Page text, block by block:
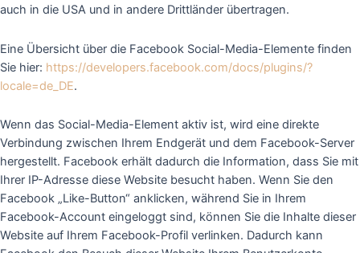
auch in die USA und in andere Drittländer übertragen.
Eine Übersicht über die Facebook Social-Media-Elemente finden
Sie hier: https://developers.facebook.com/docs/plugins/?
locale=de_DE.
Wenn das Social-Media-Element aktiv ist, wird eine direkte
Verbindung zwischen Ihrem Endgerät und dem Facebook-Server
hergestellt. Facebook erhält dadurch die Information, dass Sie mit
Ihrer IP-Adresse diese Website besucht haben. Wenn Sie den
Facebook „Like-Button“ anklicken, während Sie in Ihrem
Facebook-Account eingeloggt sind, können Sie die Inhalte dieser
Website auf Ihrem Facebook-Profil verlinken. Dadurch kann